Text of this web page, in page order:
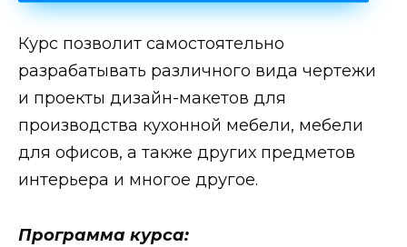
Курс позволит самостоятельно
разрабатывать различного вида чертежи
и проекты дизайн-макетов для
производства кухонной мебели, мебели
для офисов, а также других предметов
интерьера и многое другое.
Программа курса: